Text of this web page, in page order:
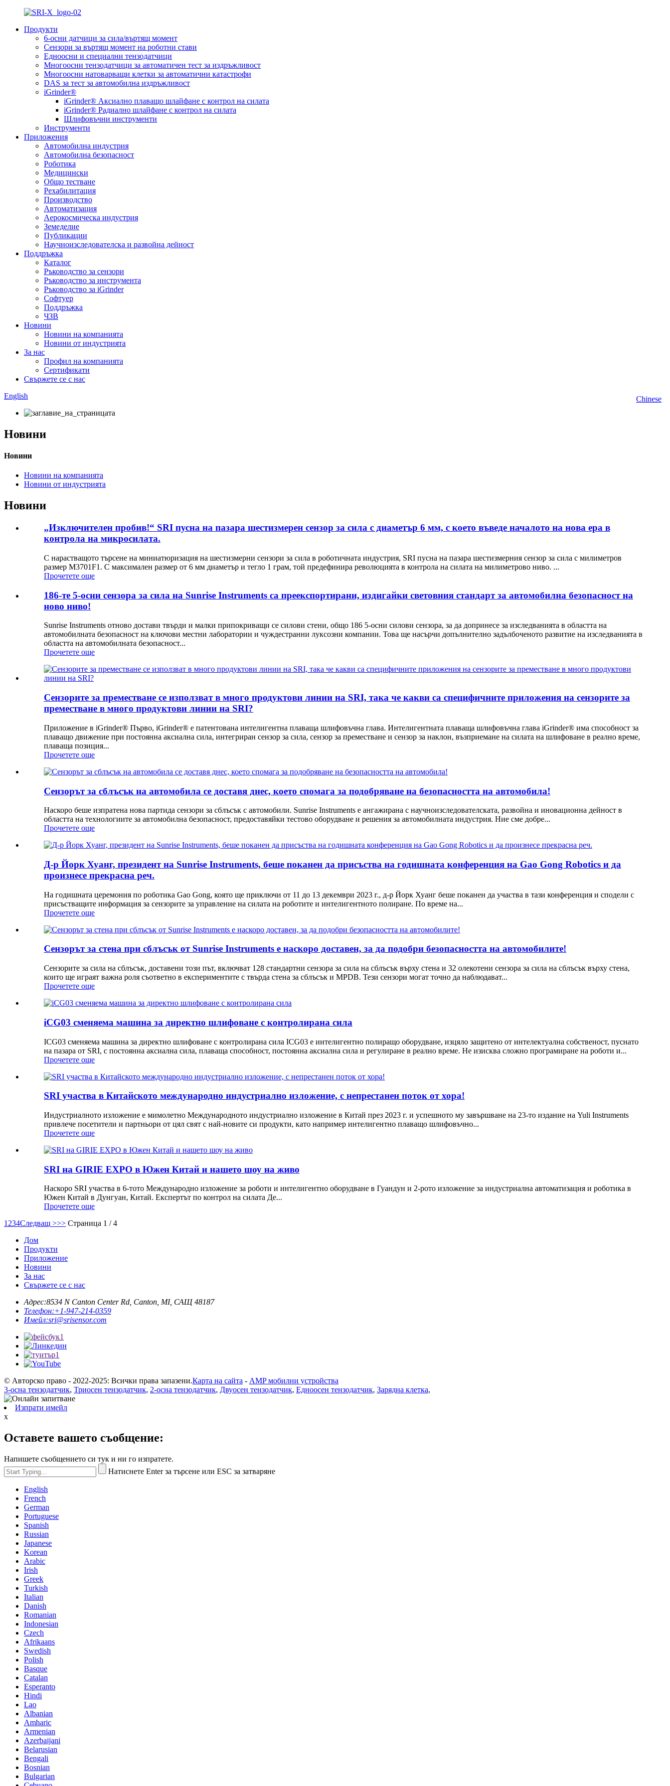
Продукти
6-осни датчици за сила/въртящ момент
Сензори за въртящ момент на роботни стави
Едноосни и специални тензодатчици
Многоосни тензодатчици за автоматичен тест за издръжливост
Многоосни натоварващи клетки за автоматични катастрофи
DAS за тест за автомобилна издръжливост
iGrinder®
iGrinder® Аксиално плаващо шлайфане с контрол на силата
iGrinder® Радиално шлайфане с контрол на силата
Шлифовъчни инструменти
Инструменти
Приложения
Автомобилна индустрия
Автомобилна безопасност
Роботика
Медицински
Общо тестване
Рехабилитация
Производство
Автоматизация
Аерокосмическа индустрия
Земеделие
Публикации
Научноизследователска и развойна дейност
Поддръжка
Каталог
Ръководство за сензори
Ръководство за инструмента
Ръководство за iGrinder
Софтуер
Поддръжка
ЧЗВ
Новини
Новини на компанията
Новини от индустрията
За нас
Профил на компанията
Сертификати
Свържете се с нас
Chinese
English
Новини
Новини
Новини на компанията
Новини от индустрията
Новини
„Изключителен пробив!“ SRI пусна на пазара шестизмерен сензор за сила с диаметър 6 мм, с което въведе началото на нова ера в
контрола на микросилата.
С нарастващото търсене на миниатюризация на шестизмерни сензори за сила в роботичната индустрия, SRI пусна на пазара шестизмерния сензор за сила с милиметров
размер M3701F1. С максимален размер от 6 мм диаметър и тегло 1 грам, той предефинира революцията в контрола на силата на милиметрово ниво. ...
Прочетете още
186-те 5-осни сензора за сила на Sunrise Instruments са преекспортирани, издигайки световния стандарт за автомобилна безопасност на
ново ниво!
Sunrise Instruments отново достави твърди и малки припокриващи се силови стени, общо 186 5-осни силови сензора, за да допринесе за изследванията в областта на
автомобилната безопасност на ключови местни лаборатории и чуждестранни луксозни компании. Това ще насърчи допълнително задълбоченото развитие на изследванията в
областта на автомобилната безопасност...
Прочетете още
Сензорите за преместване се използват в много продуктови линии на SRI, така че какви са специфичните приложения на сензорите за
преместване в много продуктови линии на SRI?
Приложение в iGrinder® Първо, iGrinder® е патентована интелигентна плаваща шлифовъчна глава. Интелигентната плаваща шлифовъчна глава iGrinder® има способност за
плаващо движение при постоянна аксиална сила, интегриран сензор за сила, сензор за преместване и сензор за наклон, възприемане на силата на шлифоване в реално време,
плаваща позиция...
Прочетете още
Сензорът за сблъсък на автомобила се доставя днес, което спомага за подобряване на безопасността на автомобила!
Наскоро беше изпратена нова партида сензори за сблъсък с автомобили. Sunrise Instruments е ангажирана с научноизследователската, развойна и иновационна дейност в
областта на технологиите за автомобилна безопасност, предоставяйки тестово оборудване и решения за автомобилната индустрия. Ние сме добре...
Прочетете още
Д-р Йорк Хуанг, президент на Sunrise Instruments, беше поканен да присъства на годишната конференция на Gao Gong Robotics и да
произнесе прекрасна реч.
На годишната церемония по роботика Gao Gong, която ще приключи от 11 до 13 декември 2023 г., д-р Йорк Хуанг беше поканен да участва в тази конференция и сподели с
присъстващите информация за сензорите за управление на силата на роботите и интелигентното полиране. По време на...
Прочетете още
Сензорът за стена при сблъсък от Sunrise Instruments е наскоро доставен, за да подобри безопасността на автомобилите!
Сензорите за сила на сблъсък, доставени този път, включват 128 стандартни сензора за сила на сблъсък върху стена и 32 олекотени сензора за сила на сблъсък върху стена,
които ще играят важна роля съответно в експериментите с твърда стена за сблъсък и MPDB. Тези сензори могат точно да наблюдават...
Прочетете още
iCG03 сменяема машина за директно шлифоване с контролирана сила
ICG03 сменяема машина за директно шлифоване с контролирана сила ICG03 е интелигентно полиращо оборудване, изцяло защитено от интелектуална собственост, пуснато
на пазара от SRI, с постоянна аксиална сила, плаваща способност, постоянна аксиална сила и регулиране в реално време. Не изисква сложно програмиране на роботи и...
Прочетете още
SRI участва в Китайското международно индустриално изложение, с непрестанен поток от хора!
Индустриалното изложение е мимолетно Международното индустриално изложение в Китай през 2023 г. и успешното му завършване на 23-то издание на Yuli Instruments
привлече посетители и партньори от цял ​​свят с най-новите си продукти, като например интелигентно плаващо шлифовъчно...
Прочетете още
SRI на GIRIE EXPO в Южен Китай и нашето шоу на живо
Наскоро SRI участва в 6-тото Международно изложение за роботи и интелигентно оборудване в Гуандун и 2-рото изложение за индустриална автоматизация и роботика в
Южен Китай в Дунгуан, Китай. Експертът по контрол на силата Де...
Прочетете още
1234Следващ >>> Страница 1 / 4
Дом
Продукти
Приложение
Новини
За нас
Свържете се с нас
Адрес:8534 N Canton Center Rd, Canton, MI, САЩ 48187
Телефон:+1-947-214-0359
Имейл:sri@srisensor.com
© Авторско право - 2022-2025: Всички права запазени.Карта на сайта - AMP мобилни устройства
3-осна тензодатчик, Триосен тензодатчик, 2-осна тензодатчик, Двуосен тензодатчик, Едноосен тензодатчик, Зарядна клетка,
Изпрати имейл
x
Оставете вашето съобщение:
Напишете съобщението си тук и ни го изпратете.
Натиснете Enter за търсене или ESC за затваряне
English
French
German
Portuguese
Spanish
Russian
Japanese
Korean
Arabic
Irish
Greek
Turkish
Italian
Danish
Romanian
Indonesian
Czech
Afrikaans
Swedish
Polish
Basque
Catalan
Esperanto
Hindi
Lao
Albanian
Amharic
Armenian
Azerbaijani
Belarusian
Bengali
Bosnian
Bulgarian